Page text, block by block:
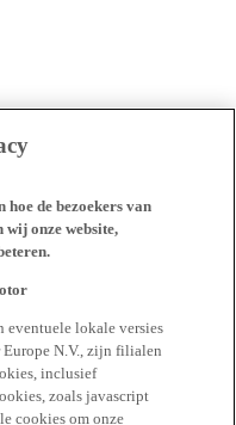
de bezoekers van
wij onze website,
eventuele lokale versies
Europe N.V., zijn filialen
inclusief
zoals javascript
cookies om onze